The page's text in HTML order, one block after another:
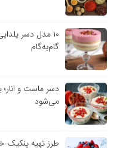
گام‌به‌گام
می‌شود
طرز تهیه پنکیک